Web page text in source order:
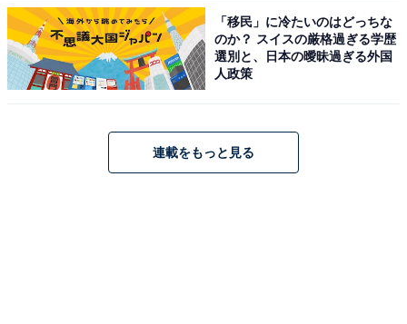
「移民」に冷たいのはどっちな
のか？ スイスの厳格過ぎる学歴
選別と、日本の曖昧過ぎる外国
人政策
連載をもっと見る